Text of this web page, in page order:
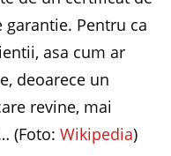
Pentru ca
asa cum ar
deoarece un
revine, mai
(Foto: Wikipedia)